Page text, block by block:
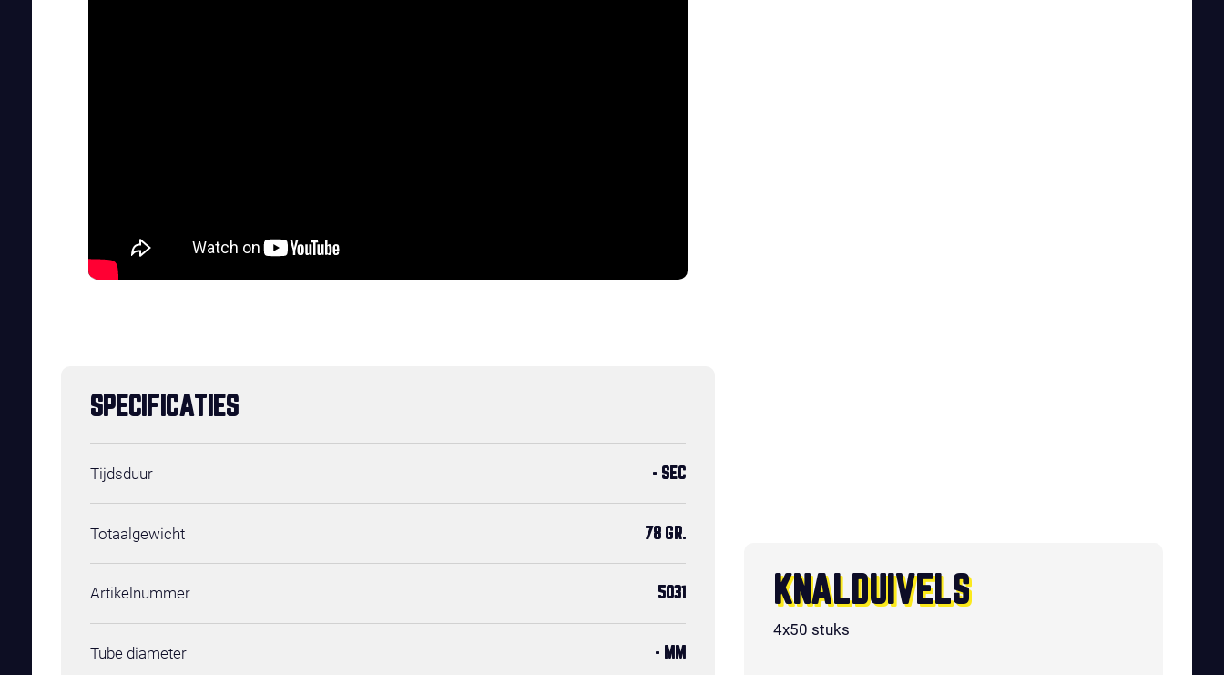
KNALDUIVELS
4x50 stuks
SPECIFICATIES
Tijdsduur - SEC
Totaalgewicht 78 GR.
Artikelnummer 5031
Tube diameter - MM